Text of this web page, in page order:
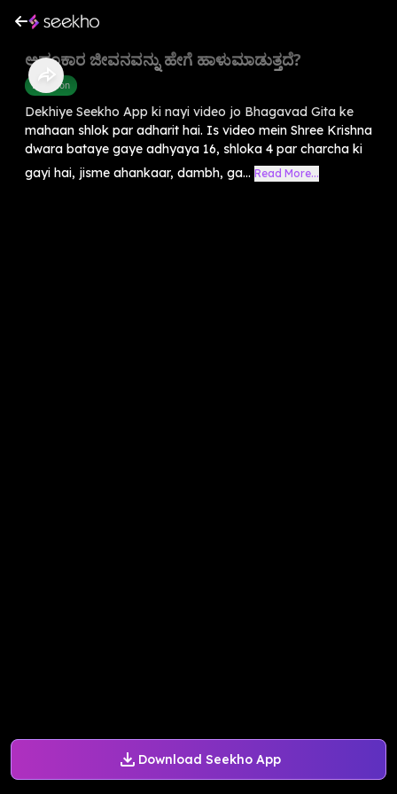
Download Seekho App
ಅಹಂಕಾರ ಜೀವನವನ್ನು ಹೇಗೆ ಹಾಳುಮಾಡುತ್ತದೆ?
Devotion
Dekhiye Seekho App ki nayi video jo Bhagavad Gita ke
mahaan shlok par adharit hai. Is video mein Shree Krishna
dwara bataye gaye adhyaya 16, shloka 4 par charcha ki
gayi hai, jisme ahankaar, dambh, ga... Read More...